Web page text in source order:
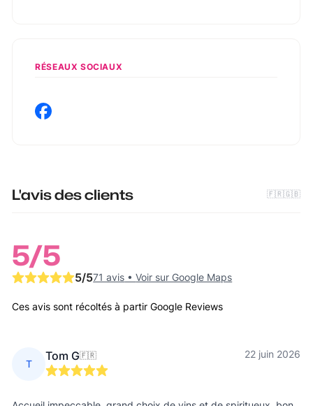
RÉSEAUX SOCIAUX
L'avis des clients 🇫🇷🇬🇧
5/5
5/571 avis •Voir sur Google Maps
Ces avis sont récoltés à partir Google Reviews
T
Tom G🇫🇷 22 juin 2026